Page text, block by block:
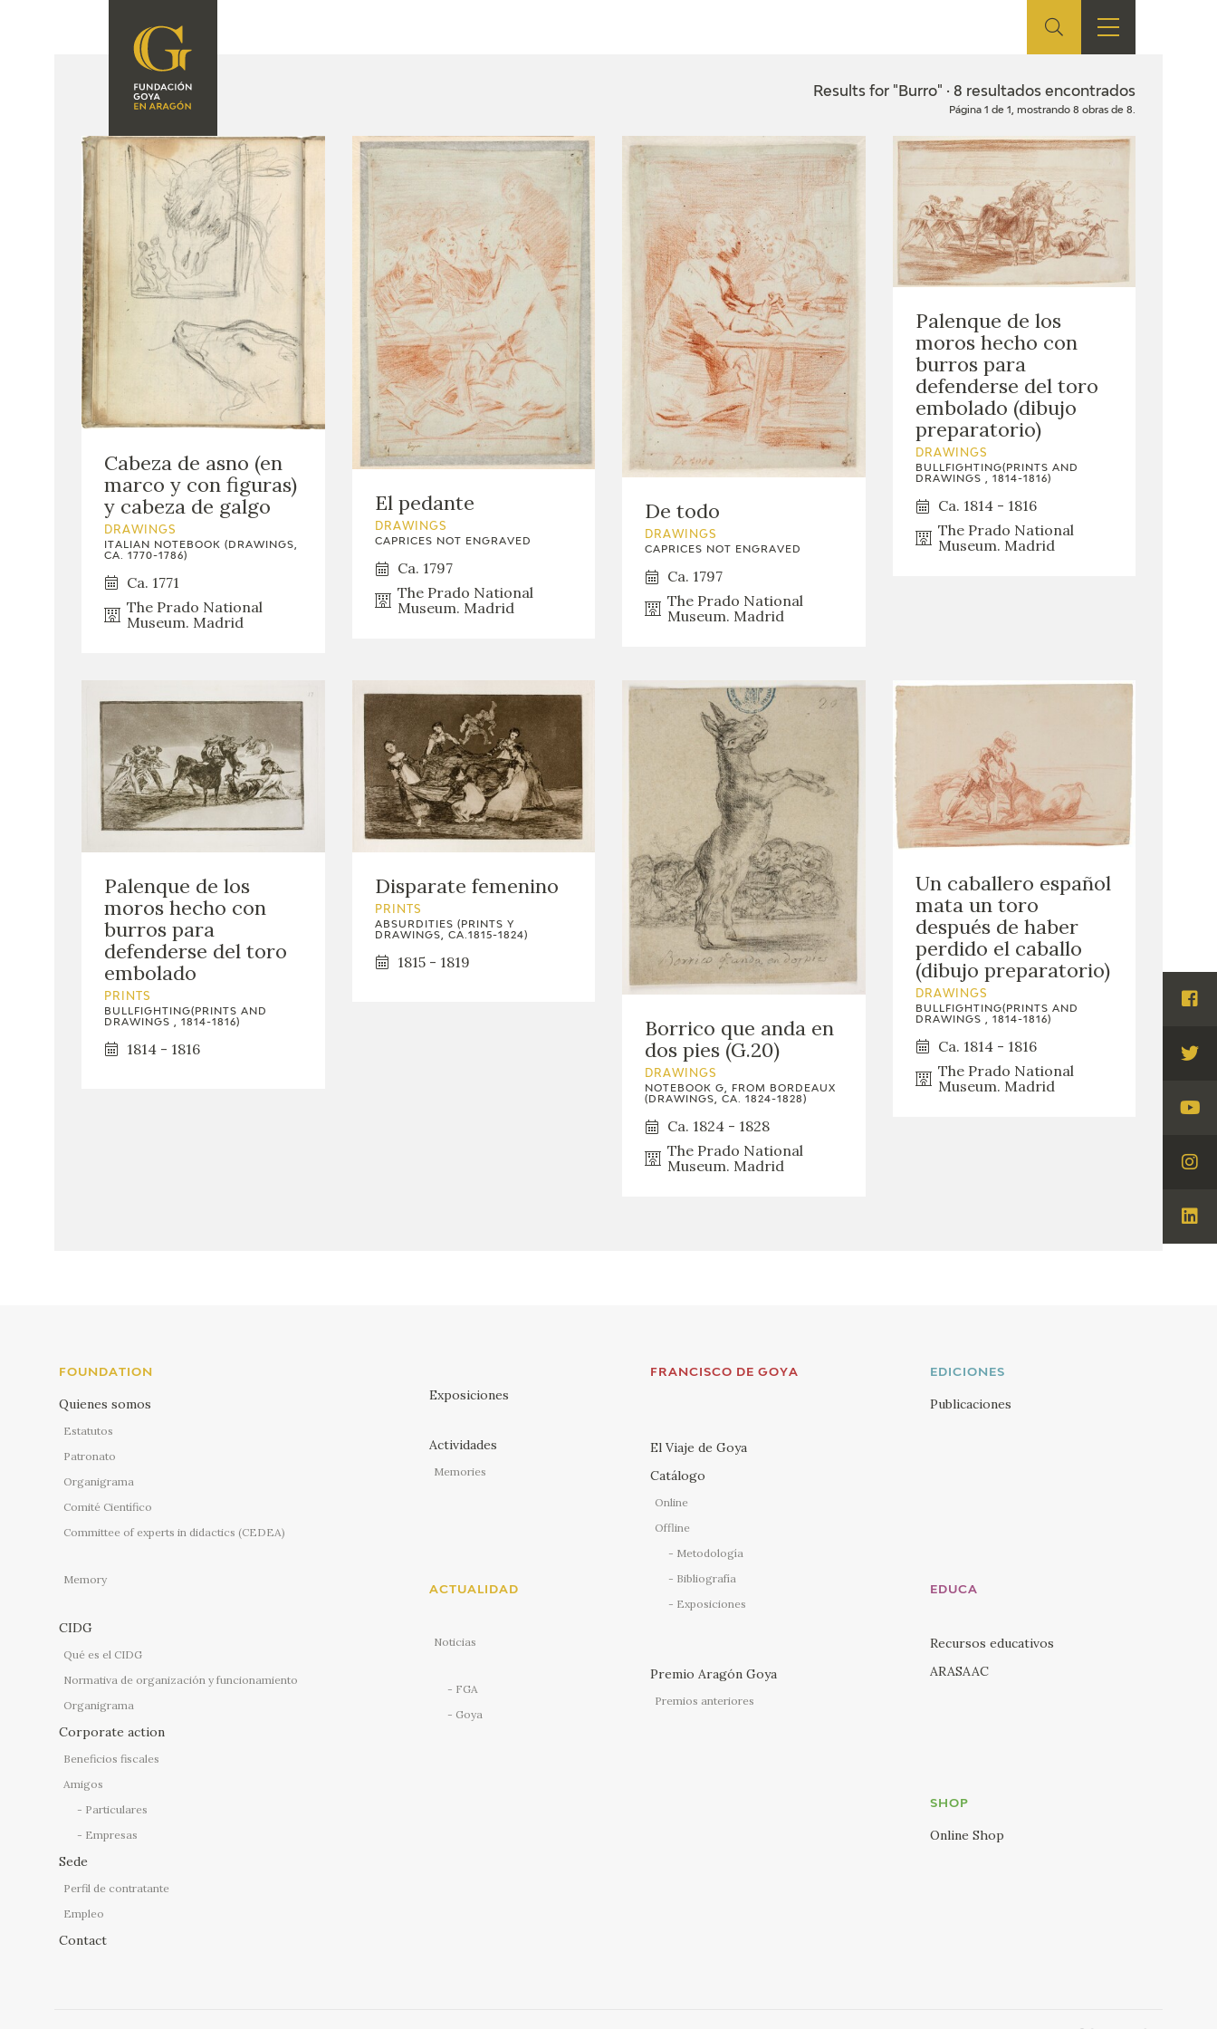
FOUNDATION
SOMOS
CORPORATE
CONTACT
ACTIVIDADES
EL VIAJE DE GOYA
CATÁLOGO
GOYA
SHOP EDUCA
RECURSOS
EDUCATIVOS
ARASAAC
Results for "Burro" · 8 resultados encontrados
Página 1 de 1, mostrando 8 obras de 8.
Cabeza de asno (en
marco y con figuras)
y cabeza de galgo
DRAWINGS
ITALIAN NOTEBOOK (DRAWINGS,
CA. 1770-1786)
Ca. 1771
The Prado National
Museum. Madrid
El pedante
DRAWINGS
CAPRICES NOT ENGRAVED
Ca. 1797
The Prado National
Museum. Madrid
De todo
DRAWINGS
CAPRICES NOT ENGRAVED
Ca. 1797
The Prado National
Museum. Madrid
Palenque de los
moros hecho con
burros para
defenderse del toro
embolado (dibujo
preparatorio)
DRAWINGS
BULLFIGHTING(PRINTS AND
DRAWINGS , 1814-1816)
Ca. 1814 - 1816
The Prado National
Museum. Madrid
Palenque de los
moros hecho con
burros para
defenderse del toro
embolado
PRINTS
BULLFIGHTING(PRINTS AND
DRAWINGS , 1814-1816)
1814 - 1816
Disparate femenino
PRINTS
ABSURDITIES (PRINTS Y
DRAWINGS, CA.1815-1824)
1815 - 1819
Borrico que anda en
dos pies (G.20)
DRAWINGS
NOTEBOOK G, FROM BORDEAUX
(DRAWINGS, CA. 1824-1828)
Ca. 1824 - 1828
The Prado National
Museum. Madrid
Un caballero español
mata un toro
después de haber
perdido el caballo
(dibujo preparatorio)
DRAWINGS
BULLFIGHTING(PRINTS AND
DRAWINGS , 1814-1816)
Ca. 1814 - 1816
The Prado National
Museum. Madrid
FOUNDATION
Quienes somos
Estatutos
Patronato
Organigrama
Comité Científico
Committee of experts in didactics (CEDEA)
Memory
CIDG
Qué es el CIDG
Normativa de organización y funcionamiento
Organigrama
Corporate action
Beneficios fiscales
Amigos
Particulares
Empresas
Sede
Perfil de contratante
Empleo
Contact
Exposiciones
Actividades
Memories
ACTUALIDAD
Noticias
FGA
Goya
FRANCISCO DE GOYA
El Viaje de Goya
Catálogo
Online
Offline
Metodología
Bibliografía
Exposiciones
Premio Aragón Goya
Premios anteriores
EDICIONES
Publicaciones
SHOP
Online Shop
EDUCA
Recursos educativos
ARASAAC